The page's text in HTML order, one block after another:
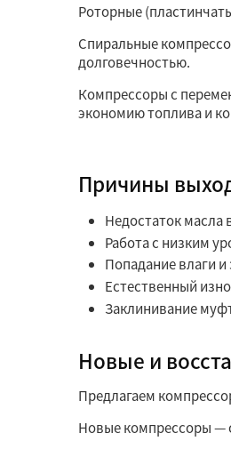
Роторные
Спиральные
долговечностью.
Компрессоры с
экономию топлива и
Причины
Недостаток масла
Работа с низким
Попадание влаги и
Естественный
Заклинивание
Новые и
Предлагаем
Новые компрессоры —